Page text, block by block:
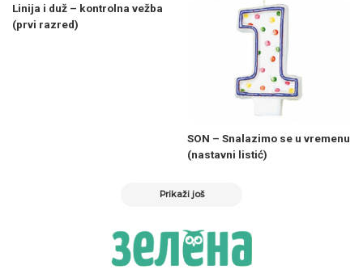
Linija i duž – kontrolna vežba
(prvi razred)
SON – Snalazimo se u vremenu
(nastavni listić)
Prikaži još